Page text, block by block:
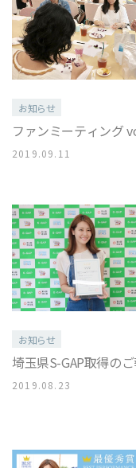
お知らせ
ファンミーティング
2019.09.11
お知らせ
埼玉県S-GAP取得の
2019.08.23